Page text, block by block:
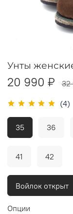
(4)
Унты
20 990 ₽ 32
35 36
41 42
Войлок открыт
Опции